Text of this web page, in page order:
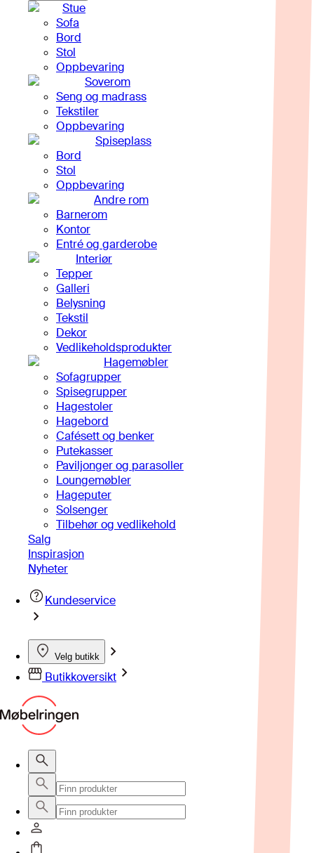
Stue
Sofa
Bord
Stol
Oppbevaring
Soverom
Seng og madrass
Tekstiler
Oppbevaring
Spiseplass
Bord
Stol
Oppbevaring
Andre rom
Barnerom
Kontor
Entré og garderobe
Interiør
Tepper
Galleri
Belysning
Tekstil
Dekor
Vedlikeholdsprodukter
Hagemøbler
Sofagrupper
Spisegrupper
Hagestoler
Hagebord
Cafésett og benker
Putekasser
Paviljonger og parasoller
Loungemøbler
Hageputer
Solsenger
Tilbehør og vedlikehold
Salg
Inspirasjon
Nyheter
Kundeservice
Velg butikk
Butikkoversikt